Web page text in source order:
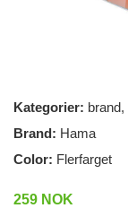
Kategorier: brand,
Brand: Hama
Color: Flerfarget
259 NOK